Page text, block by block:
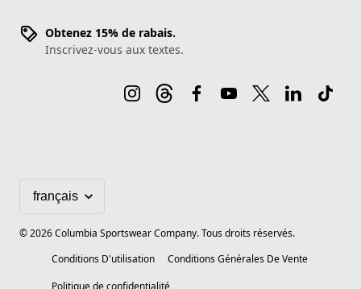
Obtenez 15% de rabais.
Inscrivez-vous aux textes.
©2026Columbia Sportswear Company. Tous droits réservés.
Conditions D'utilisation
Conditions Générales De Vente
Politique de confidentialité